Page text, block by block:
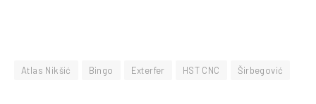
Atlas Nikšić Bingo Exterfer HST CNC Širbegović